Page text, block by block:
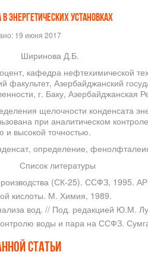
ЭНЕРГЕТИЧЕСКИХ УСТАНОВКАХ
19 июня 2017
Ширинова Д.Б.
кафедра нефтехимической
факультет, Азербайджанский
г. Баку, Азербайджанская
щелочности конденсата
при аналитическом
и высокой точностью.
определение,
Список литературы
(СК-25). ССФЗ, 1995.
кислоты. М. Химия, 1989.
вод. // Под. редакцией Ю.М.
воды и пара на ССФЗ.
статьи